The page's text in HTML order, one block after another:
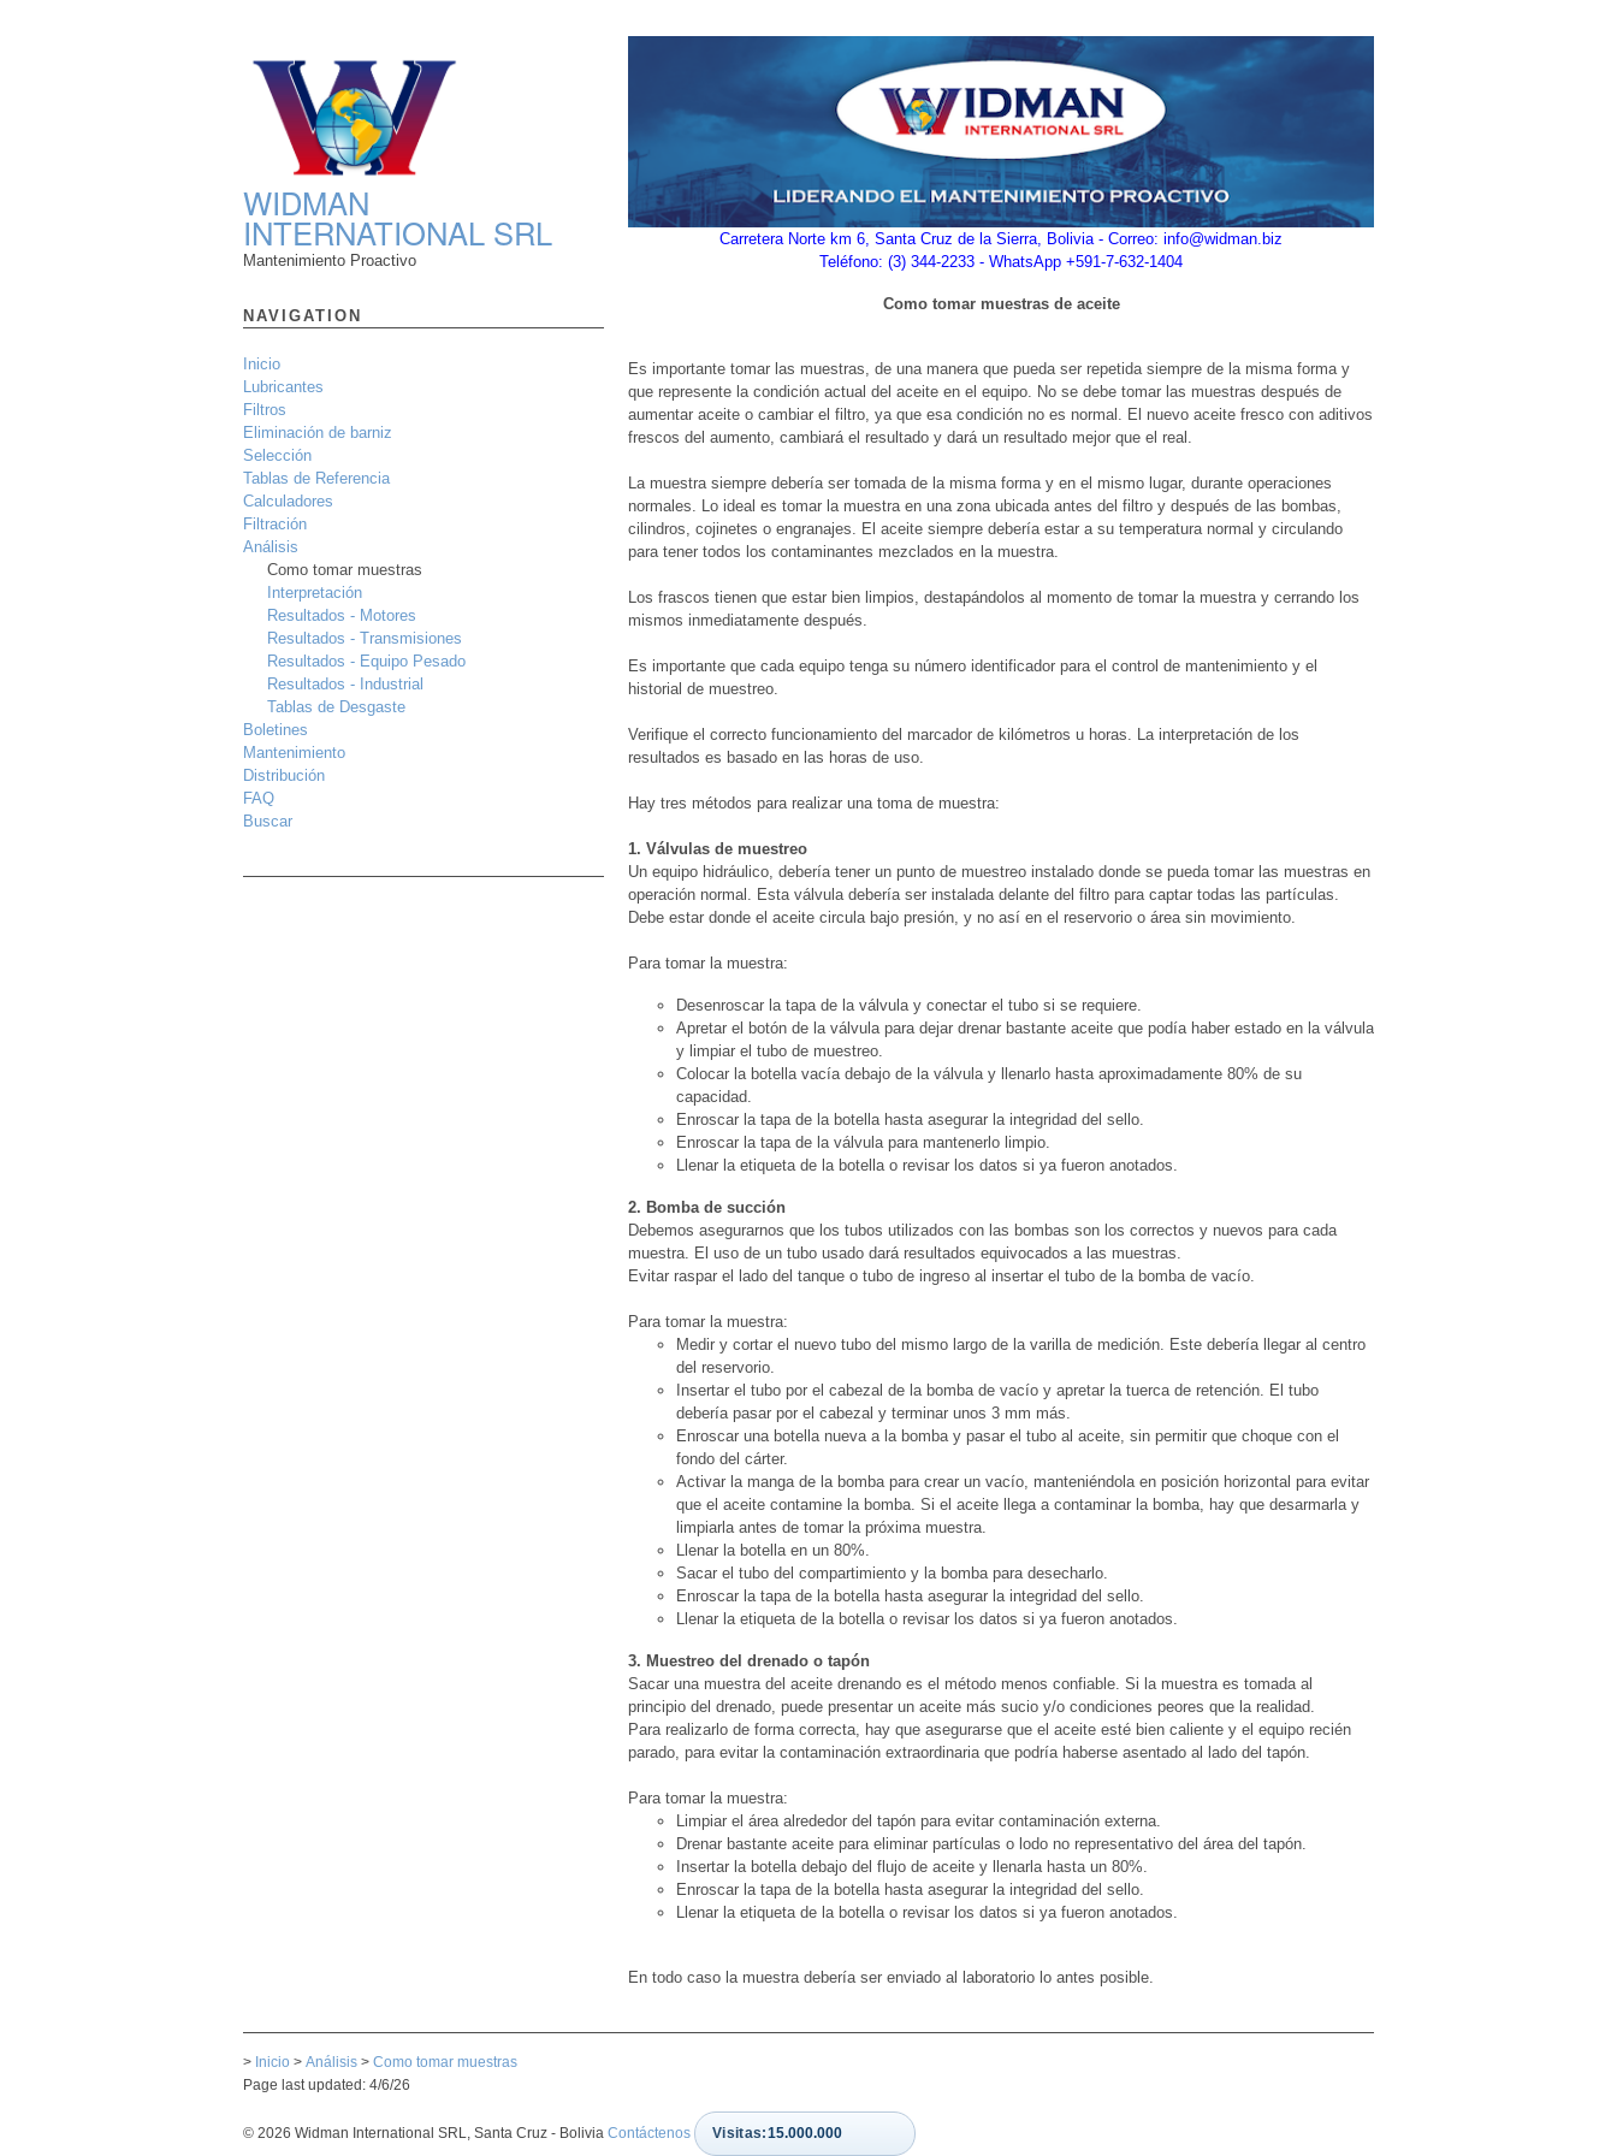
WIDMAN
INTERNATIONAL SRL
Mantenimiento Proactivo
NAVIGATION
Inicio
Lubricantes
Filtros
Eliminación de barniz
Selección
Tablas de Referencia
Calculadores
Filtración
Análisis
Como tomar muestras
Interpretación
Resultados - Motores
Resultados - Transmisiones
Resultados - Equipo Pesado
Resultados - Industrial
Tablas de Desgaste
Boletines
Mantenimiento
Distribución
FAQ
Buscar
Carretera Norte km 6, Santa Cruz de la Sierra, Bolivia - Correo: info@widman.biz
Teléfono: (3) 344-2233 - WhatsApp +591-7-632-1404
Como tomar muestras de aceite
Es importante tomar las muestras, de una manera que pueda ser repetida siempre de la misma forma y
que represente la condición actual del aceite en el equipo. No se debe tomar las muestras después de
aumentar aceite o cambiar el filtro, ya que esa condición no es normal. El nuevo aceite fresco con aditivos
frescos del aumento, cambiará el resultado y dará un resultado mejor que el real.
La muestra siempre debería ser tomada de la misma forma y en el mismo lugar, durante operaciones
normales. Lo ideal es tomar la muestra en una zona ubicada antes del filtro y después de las bombas,
cilindros, cojinetes o engranajes. El aceite siempre debería estar a su temperatura normal y circulando
para tener todos los contaminantes mezclados en la muestra.
Los frascos tienen que estar bien limpios, destapándolos al momento de tomar la muestra y cerrando los
mismos inmediatamente después.
Es importante que cada equipo tenga su número identificador para el control de mantenimiento y el
historial de muestreo.
Verifique el correcto funcionamiento del marcador de kilómetros u horas. La interpretación de los
resultados es basado en las horas de uso.
Hay tres métodos para realizar una toma de muestra:
1. Válvulas de muestreo
Un equipo hidráulico, debería tener un punto de muestreo instalado donde se pueda tomar las muestras en
operación normal. Esta válvula debería ser instalada delante del filtro para captar todas las partículas.
Debe estar donde el aceite circula bajo presión, y no así en el reservorio o área sin movimiento.
Para tomar la muestra:
Desenroscar la tapa de la válvula y conectar el tubo si se requiere.
Apretar el botón de la válvula para dejar drenar bastante aceite que podía haber estado en la válvula
y limpiar el tubo de muestreo.
Colocar la botella vacía debajo de la válvula y llenarlo hasta aproximadamente 80% de su
capacidad.
Enroscar la tapa de la botella hasta asegurar la integridad del sello.
Enroscar la tapa de la válvula para mantenerlo limpio.
Llenar la etiqueta de la botella o revisar los datos si ya fueron anotados.
2. Bomba de succión
Debemos asegurarnos que los tubos utilizados con las bombas son los correctos y nuevos para cada
muestra. El uso de un tubo usado dará resultados equivocados a las muestras.
Evitar raspar el lado del tanque o tubo de ingreso al insertar el tubo de la bomba de vacío.
Para tomar la muestra:
Medir y cortar el nuevo tubo del mismo largo de la varilla de medición. Este debería llegar al centro
del reservorio.
Insertar el tubo por el cabezal de la bomba de vacío y apretar la tuerca de retención. El tubo
debería pasar por el cabezal y terminar unos 3 mm más.
Enroscar una botella nueva a la bomba y pasar el tubo al aceite, sin permitir que choque con el
fondo del cárter.
Activar la manga de la bomba para crear un vacío, manteniéndola en posición horizontal para evitar
que el aceite contamine la bomba. Si el aceite llega a contaminar la bomba, hay que desarmarla y
limpiarla antes de tomar la próxima muestra.
Llenar la botella en un 80%.
Sacar el tubo del compartimiento y la bomba para desecharlo.
Enroscar la tapa de la botella hasta asegurar la integridad del sello.
Llenar la etiqueta de la botella o revisar los datos si ya fueron anotados.
3. Muestreo del drenado o tapón
Sacar una muestra del aceite drenando es el método menos confiable. Si la muestra es tomada al
principio del drenado, puede presentar un aceite más sucio y/o condiciones peores que la realidad.
Para realizarlo de forma correcta, hay que asegurarse que el aceite esté bien caliente y el equipo recién
parado, para evitar la contaminación extraordinaria que podría haberse asentado al lado del tapón.
Para tomar la muestra:
Limpiar el área alrededor del tapón para evitar contaminación externa.
Drenar bastante aceite para eliminar partículas o lodo no representativo del área del tapón.
Insertar la botella debajo del flujo de aceite y llenarla hasta un 80%.
Enroscar la tapa de la botella hasta asegurar la integridad del sello.
Llenar la etiqueta de la botella o revisar los datos si ya fueron anotados.
En todo caso la muestra debería ser enviado al laboratorio lo antes posible.
> Inicio > Análisis > Como tomar muestras
Page last updated: 4/6/26
© 2026 Widman International SRL, Santa Cruz - Bolivia Contáctenos Visitas:15.000.000